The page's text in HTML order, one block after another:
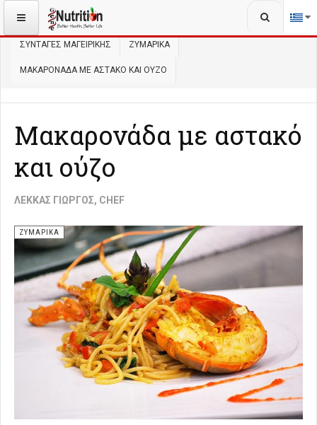
ΒΡΊΣΚΕΣΤΕ ΕΔΏ:
ΣΥΝΤΑΓΈΣ ΜΑΓΕΙΡΙΚΉΣ ΖΥΜΑΡΙΚΆ
ΜΑΚΑΡΟΝΆΔΑ ΜΕ ΑΣΤΑΚΌ ΚΑΙ ΟΎΖΟ
Μακαρονάδα με αστακό
και ούζο
ΛΈΚΚΑΣ ΓΙΏΡΓΟΣ, CHEF
ΖΥΜΑΡΙΚΆ